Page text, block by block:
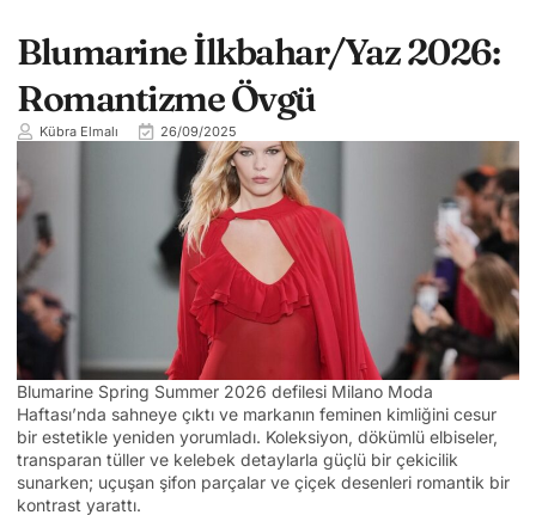
Blumarine İlkbahar/Yaz 2026:
Romantizme Övgü
Kübra Elmalı 26/09/2025
Blumarine Spring Summer 2026 defilesi Milano Moda
Haftası’nda sahneye çıktı ve markanın feminen kimliğini cesur
bir estetikle yeniden yorumladı. Koleksiyon, dökümlü elbiseler,
transparan tüller ve kelebek detaylarla güçlü bir çekicilik
sunarken; uçuşan şifon parçalar ve çiçek desenleri romantik bir
kontrast yarattı.